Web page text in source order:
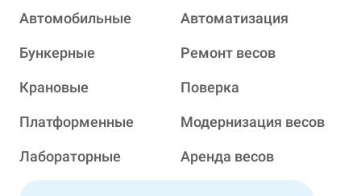
Автомобильные
Бункерные
Крановые
Платформенные
Лабораторные
Автоматизация
Ремонт весов
Поверка
Модернизация весов
Аренда весов